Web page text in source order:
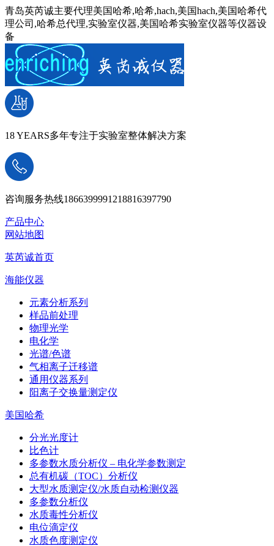
青岛英芮诚主要代理美国哈希,哈希,hach,美国hach,美国哈希代
理公司,哈希总代理,实验室仪器,美国哈希实验室仪器等仪器设
备
18 YEARS多年专注于实验室整体解决方案
咨询服务热线1866399991218816397790
产品中心
网站地图
英芮诚首页
海能仪器
元素分析系列
样品前处理
物理光学
电化学
光谱/色谱
气相离子迁移谱
通用仪器系列
阳离子交换量测定仪
美国哈希
分光光度计
比色计
多参数水质分析仪 – 电化学参数测定
总有机碳（TOC）分析仪
大型水质测定仪/水质自动检测仪器
多参数分析仪
水质毒性分析仪
电位滴定仪
水质色度测定仪